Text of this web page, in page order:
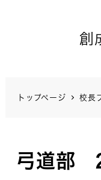
創
トップページ 校長
弓道部